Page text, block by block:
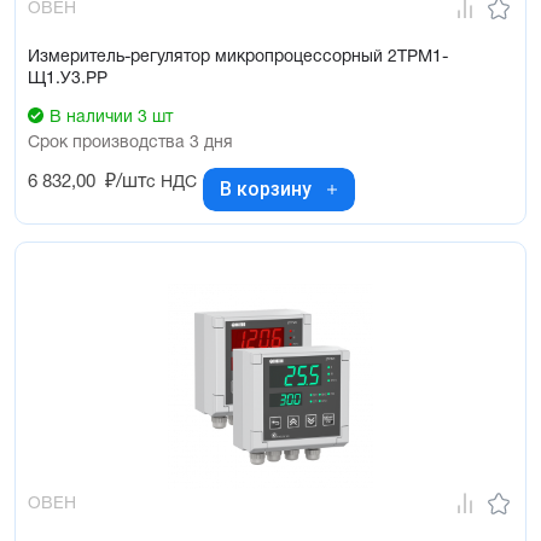
ОВЕН
Измеритель-регулятор микропроцессорный 2ТРМ1-
Щ1.У3.РР
В наличии 3 шт
Срок производства 3 дня
6 832,00 ₽/штс НДС В корзину
ОВЕН